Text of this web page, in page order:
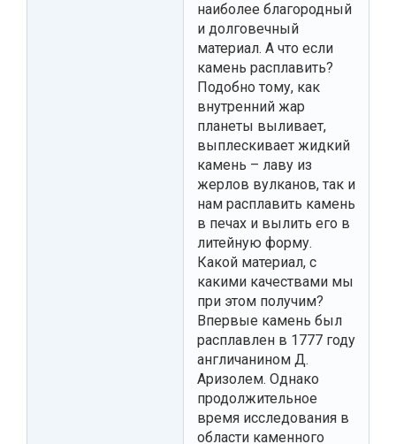
наиболее благородный
и долговечный
материал. A что если
камень расплавить?
Подобно тому, как
внутренний жар
планеты выливает,
выплескивает жидкий
камень – лаву из
жерлов вулканов, так и
нам расплавить камень
в печах и вылить его в
литейную форму.
Какой материал, с
какими качествами мы
при этом получим?
Впервые камень был
расплавлен в 1777 году
англичанином Д.
Аризолем. Однако
продолжительное
время исследования в
области каменного